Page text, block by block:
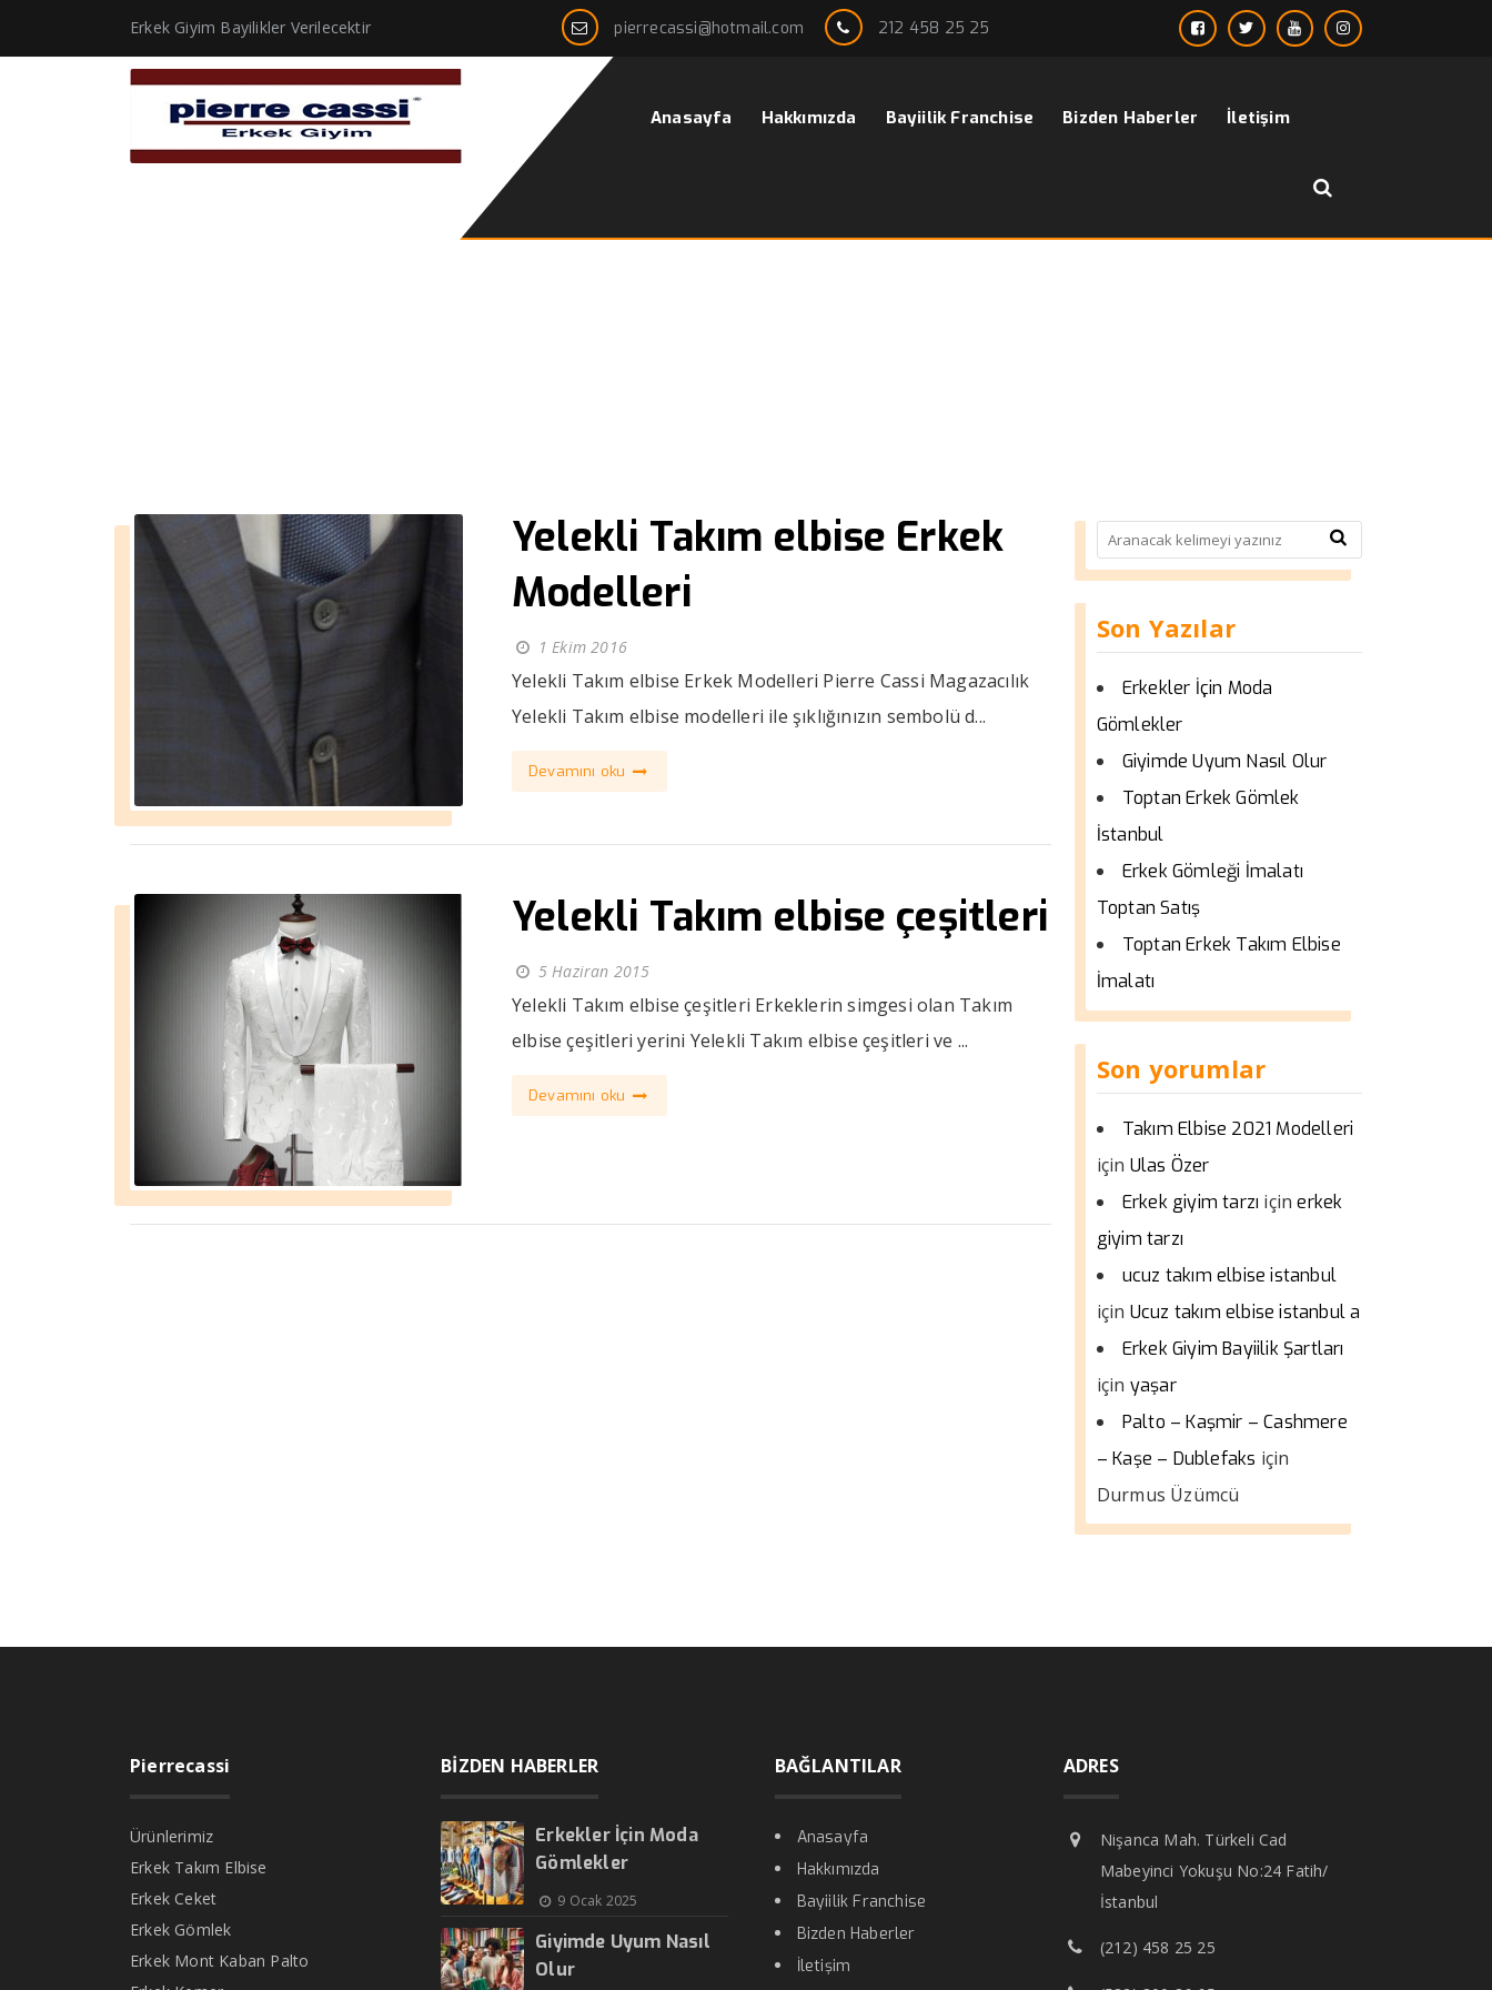
Erkek Giyim Bayilikler Verilecektir pierrecassi@hotmail.com 212 458 25 25
Anasayfa Hakkımızda Bayiilik Franchise Bizden Haberler İletişim
Yelekli Takım elbise Erkek
Modelleri
1 Ekim 2016
Yelekli Takım elbise Erkek Modelleri Pierre Cassi Magazacılık
Yelekli Takım elbise modelleri ile şıklığınızın sembolü d...
Devamını oku
Yelekli Takım elbise çeşitleri
5 Haziran 2015
Yelekli Takım elbise çeşitleri Erkeklerin simgesi olan Takım
elbise çeşitleri yerini Yelekli Takım elbise çeşitleri ve ...
Devamını oku
Son Yazılar
Erkekler İçin Moda
Gömlekler
Giyimde Uyum Nasıl Olur
Toptan Erkek Gömlek
İstanbul
Erkek Gömleği İmalatı
Toptan Satış
Toptan Erkek Takım Elbise
İmalatı
Son yorumlar
Takım Elbise 2021 Modelleri
için Ulas Özer
Erkek giyim tarzı içinerkek
giyim tarzı
ucuz takım elbise istanbul
için Ucuz takım elbise istanbul a
Erkek Giyim Bayiilik Şartları
için yaşar
Palto – Kaşmir – Cashmere
– Kaşe – Dublefaks için
Durmus Üzümcü
Pierrecassi
Ürünlerimiz
Erkek Takım Elbise
Erkek Ceket
Erkek Gömlek
Erkek Mont Kaban Palto
BİZDEN HABERLER
Erkekler İçin Moda
Gömlekler
9 Ocak 2025
Giyimde Uyum Nasıl
Olur
BAĞLANTILAR
Anasayfa
Hakkımızda
Bayiilik Franchise
Bizden Haberler
İletişim
ADRES
Nişanca Mah. Türkeli Cad
Mabeyinci Yokuşu No:24 Fatih/
İstanbul
(212) 458 25 25